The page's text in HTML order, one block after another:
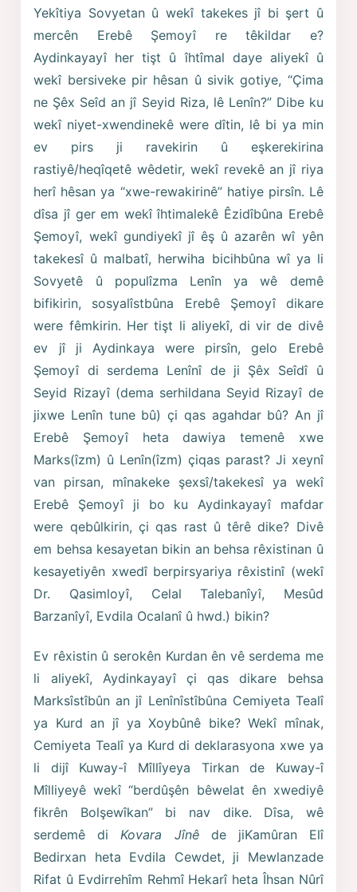
Yekîtiya Sovyetan û wekî takekes jî bi şert û
mercên Erebê Şemoyî re têkildar e?
Aydinkayayî her tişt û îhtîmal daye aliyekî û
wekî bersiveke pir hêsan û sivik gotiye, “Çima
ne Şêx Seîd an jî Seyid Riza, lê Lenîn?” Dibe ku
wekî niyet-xwendinekê were dîtin, lê bi ya min
ev pirs ji ravekirin û eşkerekirina
rastiyê/heqîqetê wêdetir, wekî revekê an jî riya
herî hêsan ya “xwe-rewakirinê” hatiye pirsîn. Lê
dîsa jî ger em wekî îhtimalekê Êzidîbûna Erebê
Şemoyî, wekî gundiyekî jî êş û azarên wî yên
takekesî û malbatî, herwiha bicihbûna wî ya li
Sovyetê û populîzma Lenîn ya wê demê
bifikirin, sosyalîstbûna Erebê Şemoyî dikare
were fêmkirin. Her tişt li aliyekî, di vir de divê
ev jî ji Aydinkaya were pirsîn, gelo Erebê
Şemoyî di serdema Lenînî de ji Şêx Seîdî û
Seyid Rizayî (dema serhildana Seyid Rizayî de
jixwe Lenîn tune bû) çi qas agahdar bû? An jî
Erebê Şemoyî heta dawiya temenê xwe
Marks(îzm) û Lenîn(îzm) çiqas parast? Ji xeynî
van pirsan, mînakeke şexsî/takekesî ya wekî
Erebê Şemoyî ji bo ku Aydinkayayî mafdar
were qebûlkirin, çi qas rast û têrê dike? Divê
em behsa kesayetan bikin an behsa rêxistinan û
kesayetiyên xwedî berpirsyariya rêxistinî (wekî
Dr. Qasimloyî, Celal Talebanîyî, Mesûd
Barzanîyî, Evdila Ocalanî û hwd.) bikin?
Ev rêxistin û serokên Kurdan ên vê serdema me
li aliyekî, Aydinkayayî çi qas dikare behsa
Marksîstîbûn an jî Lenînîstîbûna Cemiyeta Tealî
ya Kurd an jî ya Xoybûnê bike? Wekî mînak,
Cemiyeta Tealî ya Kurd di deklarasyona xwe ya
li dijî Kuway-î Mîllîyeya Tirkan de Kuway-î
Mîlliyeyê wekî “berdûşên bêwelat ên xwediyê
fikrên Bolşewîkan” bi nav dike. Dîsa, wê
serdemê di Kovara Jînêde jiKamûran Elî
Bedirxan heta Evdila Cewdet, ji Mewlanzade
Rifat û Evdirrehîm Rehmî Hekarî heta Îhsan Nûrî